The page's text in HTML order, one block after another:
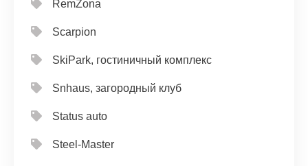
RemZona
Scarpion
SkiPark, гостиничный комплекс
Snhaus, загородный клуб
Status auto
Steel-Master